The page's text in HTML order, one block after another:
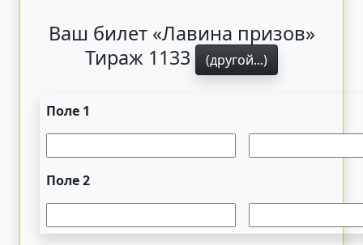
Ваш билет «Лавина призов»
Тираж 1133
(другой...)
Поле 1
Поле 2